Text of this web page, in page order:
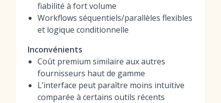
fiabilité à fort volume
Workflows séquentiels/parallèles flexibles
et logique conditionnelle
Inconvénients
Coût premium similaire aux autres
fournisseurs haut de gamme
L’interface peut paraître moins intuitive
comparée à certains outils récents